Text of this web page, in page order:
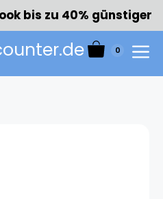
bis zu 40% günstiger
0
Menü